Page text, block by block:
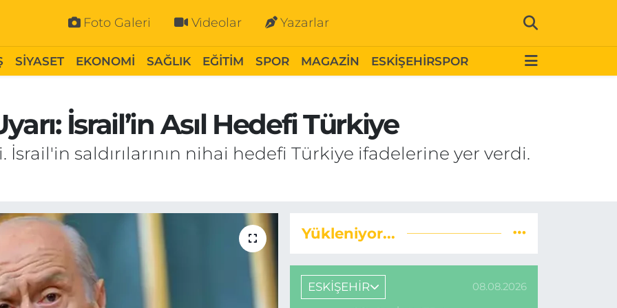
Foto Galeri Videolar Yazarlar
SİYASET EKONOMİ SAĞLIK EĞİTİM SPOR MAGAZİN ESKİŞEHİRSPOR
İsrail’in Asıl Hedefi Türkiye
saldırılarının nihai hedefi Türkiye ifadelerine yer verdi.
Yükleniyor...
ESKİŞEHİR 08.08.2026